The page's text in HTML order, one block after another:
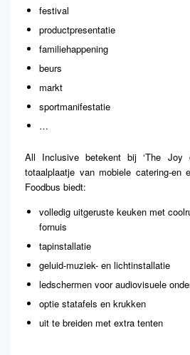
festival
productpresentatie
familiehappening
beurs
markt
sportmanifestatie
…
All Inclusive betekent bij ‘The Joy
totaalplaatje van mobiele catering-en
Foodbus biedt:
volledig uitgeruste keuken met
fornuis
tapinstallatie
geluid-muziek- en lichtinstallatie
ledschermen voor audiovisuele
optie statafels en krukken
uit te breiden met extra tenten